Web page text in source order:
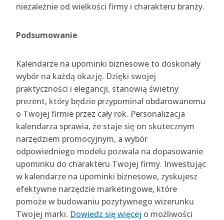
niezależnie od wielkości firmy i charakteru branży.
Podsumowanie
Kalendarze na upominki biznesowe to doskonały
wybór na każdą okazję. Dzięki swojej
praktyczności i elegancji, stanowią świetny
prezent, który będzie przypominał obdarowanemu
o Twojej firmie przez cały rok. Personalizacja
kalendarza sprawia, że staje się on skutecznym
narzędziem promocyjnym, a wybór
odpowiedniego modelu pozwala na dopasowanie
upominku do charakteru Twojej firmy. Inwestując
w kalendarze na upominki biznesowe, zyskujesz
efektywne narzędzie marketingowe, które
pomoże w budowaniu pozytywnego wizerunku
Twojej marki. Dowiedz się więcej o możliwości